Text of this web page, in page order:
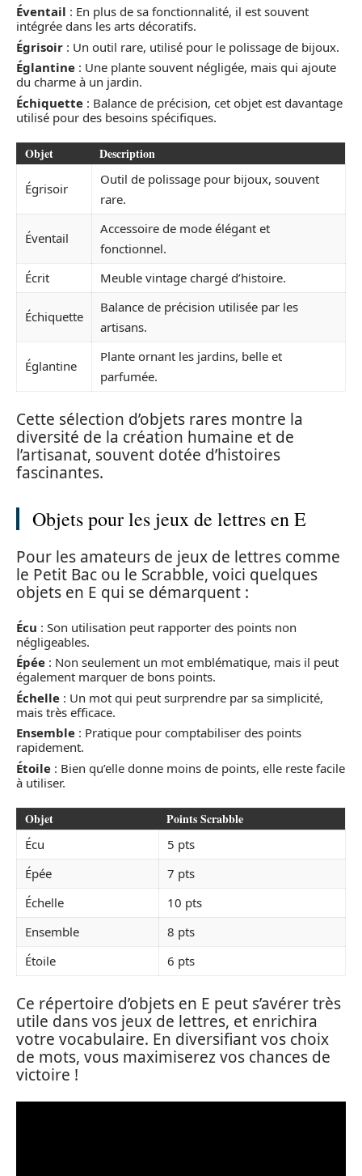
Éventail : En plus de sa fonctionnalité, il est souvent
intégrée dans les arts décoratifs.
Égrisoir : Un outil rare, utilisé pour le polissage de bijoux.
Églantine : Une plante souvent négligée, mais qui ajoute
du charme à un jardin.
Échiquette : Balance de précision, cet objet est davantage
utilisé pour des besoins spécifiques.
Objet Description
Égrisoir
Outil de polissage pour bijoux, souvent
rare.
Éventail
Accessoire de mode élégant et
fonctionnel.
Écrit
Meuble vintage chargé d’histoire.
Échiquette
Balance de précision utilisée par les
artisans.
Églantine
Plante ornant les jardins, belle et
parfumée.
Cette sélection d’objets rares montre la
diversité de la création humaine et de
l’artisanat, souvent dotée d’histoires
fascinantes.
Objets pour les jeux de lettres en E
Pour les amateurs de jeux de lettres comme
le Petit Bac ou le Scrabble, voici quelques
objets en E qui se démarquent :
Écu : Son utilisation peut rapporter des points non
négligeables.
Épée : Non seulement un mot emblématique, mais il peut
également marquer de bons points.
Échelle : Un mot qui peut surprendre par sa simplicité,
mais très efficace.
Ensemble : Pratique pour comptabiliser des points
rapidement.
Étoile : Bien qu’elle donne moins de points, elle reste facile
à utiliser.
Objet Points Scrabble
Écu
5 pts
Épée
7 pts
Échelle
10 pts
Ensemble
8 pts
Étoile
6 pts
Ce répertoire d’objets en E peut s’avérer très
utile dans vos jeux de lettres, et enrichira
votre vocabulaire. En diversifiant vos choix
de mots, vous maximiserez vos chances de
victoire !